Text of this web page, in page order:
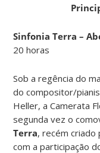
Sinfonia Terra –
20 horas
Sob a regência do
do compositor/
Heller, a Camerata
segunda vez o
Terra, recém
com a participação